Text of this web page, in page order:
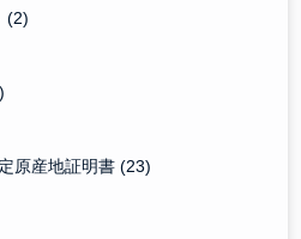
(2)
原産地証明書(23)